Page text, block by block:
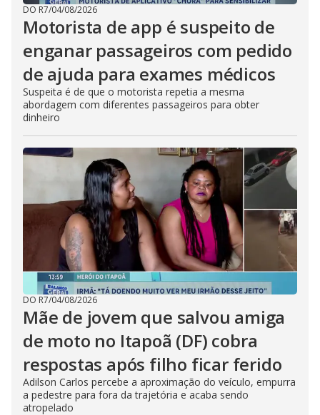
DO R7/04/08/2026
Motorista de app é suspeito de
enganar passageiros com pedido
de ajuda para exames médicos
Suspeita é de que o motorista repetia a mesma
abordagem com diferentes passageiros para obter
dinheiro
DO R7/04/08/2026
Mãe de jovem que salvou amiga
de moto no Itapoã (DF) cobra
respostas após filho ficar ferido
Adilson Carlos percebe a aproximação do veículo, empurra
a pedestre para fora da trajetória e acaba sendo
atropelado